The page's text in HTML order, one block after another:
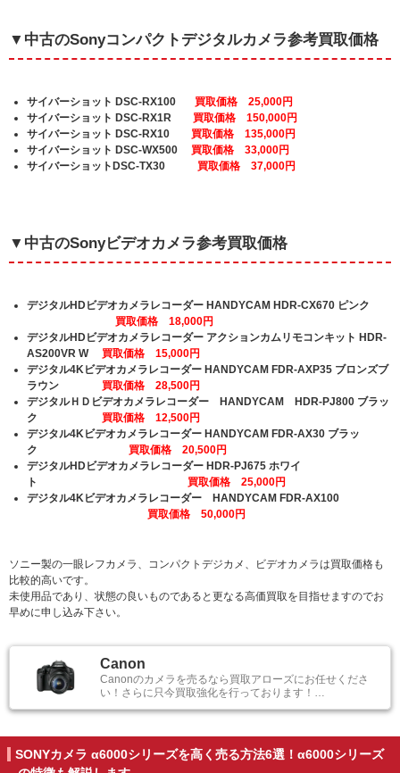
▼中古のSonyコンパクトデジタルカメラ参考買取価格
サイバーショット DSC-RX100 買取価格 25,000円
サイバーショット DSC-RX1R 買取価格 150,000円
サイバーショット DSC-RX10 買取価格 135,000円
サイバーショット DSC-WX500 買取価格 33,000円
サイバーショットDSC-TX30 買取価格 37,000円
▼中古のSonyビデオカメラ参考買取価格
デジタルHDビデオカメラレコーダー HANDYCAM HDR-CX670 ピンク
買取価格 18,000円
デジタルHDビデオカメラレコーダー アクションカムリモコンキット HDR-
AS200VR W 買取価格 15,000円
デジタル4Kビデオカメラレコーダー HANDYCAM FDR-AXP35 ブロンズブ
ラウン 買取価格 28,500円
デジタルＨＤビデオカメラレコーダー HANDYCAM HDR-PJ800 ブラッ
ク 買取価格 12,500円
デジタル4Kビデオカメラレコーダー HANDYCAM FDR-AX30 ブラッ
ク 買取価格 20,500円
デジタルHDビデオカメラレコーダー HDR-PJ675 ホワイ
ト 買取価格 25,000円
デジタル4Kビデオカメラレコーダー HANDYCAM FDR-AX100
買取価格
50,000円
ソニー製の一眼レフカメラ、コンパクトデジカメ、ビデオカメラは買取価格も
比較的高いです。
未使用品であり、状態の良いものであると更なる高価買取を目指せますのでお
早めに申し込み下さい。
Canon
Canonのカメラを売るなら買取アローズにお任せくださ
い！さらに只今買取強化を行っております！…
SONYカメラ α6000シリーズを高く売る方法6選！α6000シリーズ